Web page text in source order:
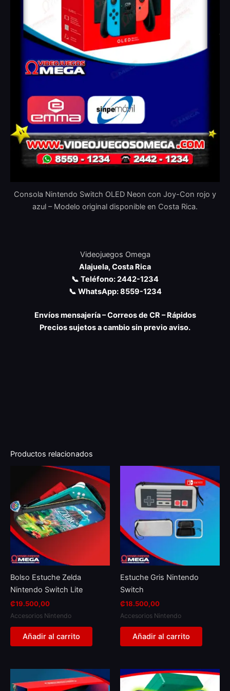
Consola Nintendo Switch OLED Neon con Joy-Con rojo y
azul – Modelo original disponible en Costa Rica.
Videojuegos Omega
Alajuela, Costa Rica
📞 Teléfono: 2442-1234
📞 WhatsApp: 8559-1234
Envíos mensajería – Correos de CR – Rápidos
Precios sujetos a cambio sin previo aviso.
Productos relacionados
Bolso Estuche Zelda
Nintendo Switch Lite
₡19.500,00
Accesorios Nintendo
Añadir al carrito
Estuche Gris Nintendo
Switch
₡18.500,00
Accesorios Nintendo
Añadir al carrito